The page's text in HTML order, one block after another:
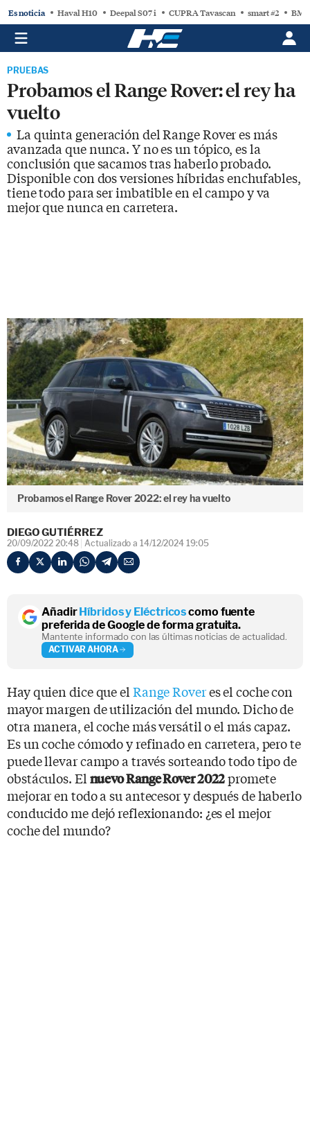
Es noticia Haval H10 Deepal S07 i CUPRA Tavascan smart #2
PRUEBAS
Probamos el Range Rover: el rey ha
vuelto
La quinta generación del Range Rover es más
avanzada que nunca. Y no es un tópico, es la
conclusión que sacamos tras haberlo probado.
Disponible con dos versiones híbridas enchufables,
tiene todo para ser imbatible en el campo y va
mejor que nunca en carretera.
Probamos el Range Rover 2022: el rey ha vuelto
DIEGO GUTIÉRREZ
20/09/2022 20:48 Actualizado a 14/12/2024 19:05
AñadirHíbridos y Eléctricoscomo fuente
preferida de Google de forma gratuita.
Mantente informado con las últimas noticias de actualidad.
ACTIVAR AHORA
Hay quien dice que el Range Roveres el coche con
mayor margen de utilización del mundo. Dicho de
otra manera, el coche más versátil o el más capaz.
Es un coche cómodo y refinado en carretera, pero te
puede llevar campo a través sorteando todo tipo de
obstáculos. El nuevo Range Rover 2022promete
mejorar en todo a su antecesor y después de haberlo
conducido me dejó reflexionando: ¿es el mejor
coche del mundo?